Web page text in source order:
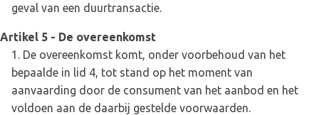
geval van een duurtransactie.
Artikel 5 - De overeenkomst
De overeenkomst komt, onder voorbehoud van het
bepaalde in lid 4, tot stand op het moment van
aanvaarding door de consument van het aanbod en het
voldoen aan de daarbij gestelde voorwaarden.